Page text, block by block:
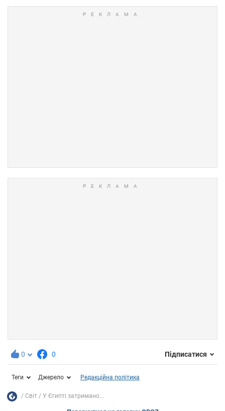
0 0 Підписатися
Теги Джерело Редакційна політика
Світ У Єгипті затримано...